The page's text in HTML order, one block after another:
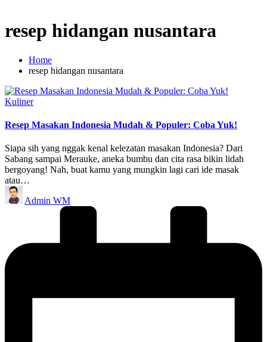
resep hidangan nusantara
Home
resep hidangan nusantara
Posted
Kuliner
Resep Masakan Indonesia Mudah & Populer: Coba Yuk!
Siapa sih yang nggak kenal kelezatan masakan Indonesia? Dari
Sabang sampai Merauke, aneka bumbu dan cita rasa bikin lidah
bergoyang! Nah, buat kamu yang mungkin lagi cari ide masak
atau…
Posted
by
Admin WM